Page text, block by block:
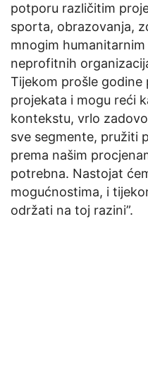
potporu različitim
sporta, obrazovanja,
mnogim
neprofitnih
Tijekom prošle godine
projekata i mogu reći
kontekstu, vrlo
sve segmente, pružiti
prema našim
potrebna. Nastojat
mogućnostima, i
održati na toj razini”.